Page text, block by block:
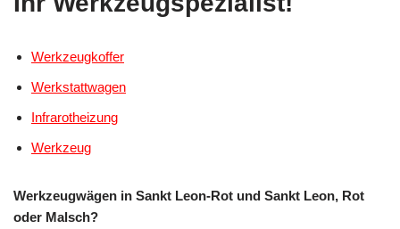
Werkzeugkoffer
Werkstattwagen
Infrarotheizung
Werkzeug
Werkzeugwägen in Sankt Leon-Rot und Sankt Leon, Rot
oder Malsch?